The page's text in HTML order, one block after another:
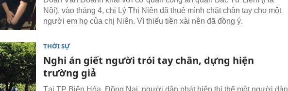
Nội), vào tháng 4, chị Lý Thị Niên đã thuê mình chặt chân tay cho một
người em họ của chị Niên. Vì thiếu tiền xài nên đã đồng ý.
THỜI SỰ
Nghi án giết người trói tay chân, dựng hiện
trường giả
Tại TP Biên Hòa, Đồng Nai, người dân phát hiện thi thể một người đàn